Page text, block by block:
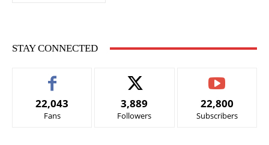
STAY CONNECTED
22,043
Fans
3,889
Followers
22,800
Subscribers